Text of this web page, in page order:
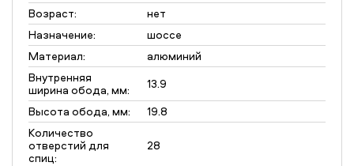
Возраст:
нет
Назначение:
шоссе
Материал:
алюминий
Внутренняя
ширина обода, мм:
13.9
Высота обода, мм:
19.8
Количество
отверстий для
спиц:
28